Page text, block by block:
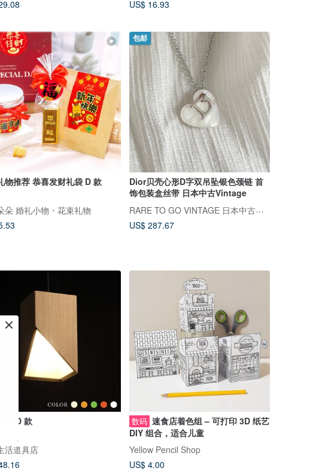
US$ 16.93
物推荐 恭喜发财礼袋 D 款
朵 婚礼小物・花束礼物
包邮
Dior贝壳心形D字双吊坠银色颈链 首
饰包装盒丝带 日本中古Vintage
RARE TO GO VINTAGE 日本中古选品店
US$ 287.67
罩 D 款
活道具店
数码 速食店着色组 – 可打印 3D 纸艺
DIY 组合，适合儿童
Yellow Pencil Shop
US$ 4.00